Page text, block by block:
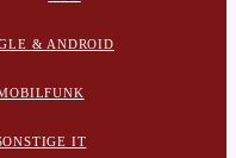
& ANDROID
IT